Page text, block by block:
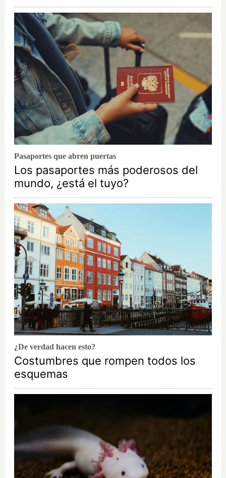
Pasaportes que abren puertas
Los pasaportes más poderosos del
mundo, ¿está el tuyo?
¿De verdad hacen esto?
Costumbres que rompen todos los
esquemas